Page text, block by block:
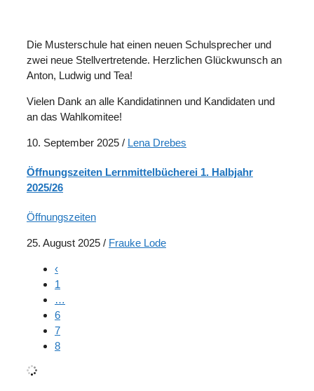
Die Musterschule hat einen neuen Schulsprecher und
zwei neue Stellvertretende. Herzlichen Glückwunsch an
Anton, Ludwig und Tea!
Vielen Dank an alle Kandidatinnen und Kandidaten und
an das Wahlkomitee!
10. September 2025 / Lena Drebes
Öffnungszeiten Lernmittelbücherei 1. Halbjahr
2025/26
Öffnungszeiten
25. August 2025 / Frauke Lode
‹
1
…
6
7
8